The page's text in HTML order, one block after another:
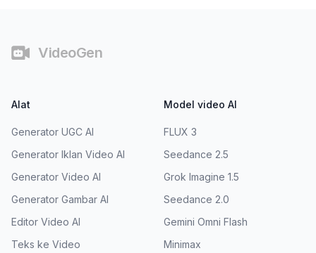
VideoGen
Alat
Generator UGC AI
Generator Iklan Video AI
Generator Video AI
Generator Gambar AI
Editor Video AI
Teks ke Video
Model video AI
FLUX 3
Seedance 2.5
Grok Imagine 1.5
Seedance 2.0
Gemini Omni Flash
Minimax